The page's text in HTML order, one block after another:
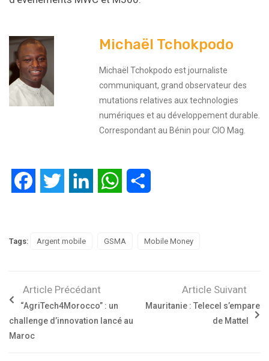
Michaël Tchokpodo
Michaël Tchokpodo est journaliste
communiquant, grand observateur des
mutations relatives aux technologies
numériques et au développement durable.
Correspondant au Bénin pour CIO Mag.
FacebookTwitter LinkedIn WhatsApp
Tags: Argent mobile GSMA Mobile Money
Article Précédant
“AgriTech4Morocco” : un
challenge d’innovation lancé au
Maroc
Article Suivant
Mauritanie : Telecel s’empare
de Mattel